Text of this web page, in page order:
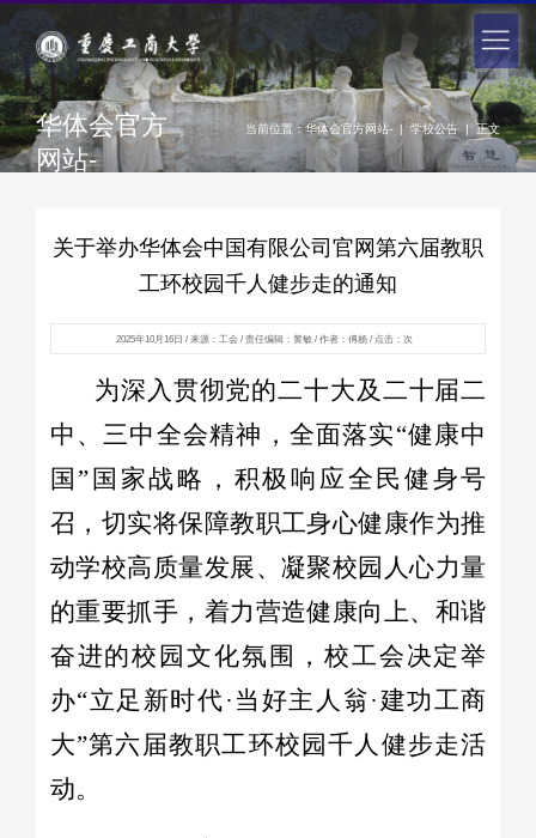
华体会官方
网站-
当前位置：华体会官方网站- | 学校公告 | 正文
关于举办华体会中国有限公司官网第六届教职
工环校园千人健步走的通知
2025年10月16日 / 来源：工会 / 责任编辑：黄敏 / 作者：傅杨 / 点击： 次
为深入贯彻党的二十大及二十届二
中、三中全会精神，全面落实“健康中
国”国家战略，积极响应全民健身号
召，切实将保障教职工身心健康作为推
动学校高质量发展、凝聚校园人心力量
的重要抓手，着力营造健康向上、和谐
奋进的校园文化氛围，校工会决定举
办“立足新时代·当好主人翁·建功工商
大”第六届教职工环校园千人健步走活
动。